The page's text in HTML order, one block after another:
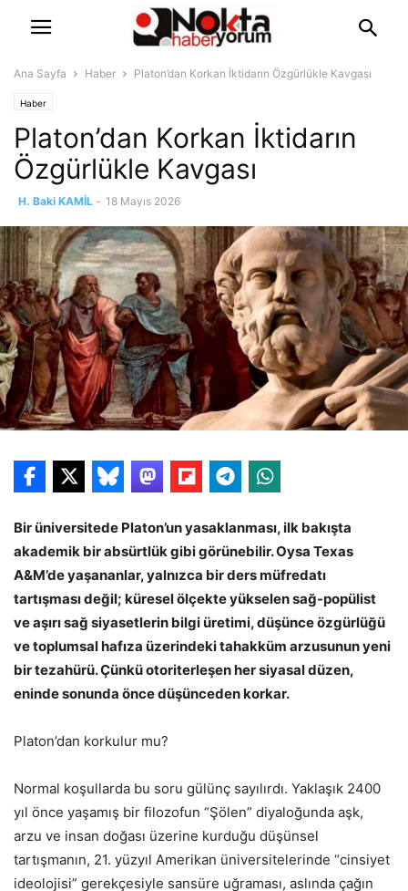
Ana Sayfa Haber Platon’dan Korkan İktidarın Özgürlükle Kavgası
Haber
Platon’dan Korkan İktidarın
Özgürlükle Kavgası
H. Baki KAMİL - 18 Mayıs 2026
Bir üniversitede Platon’un yasaklanması, ilk bakışta
akademik bir absürtlük gibi görünebilir. Oysa Texas
A&M’de yaşananlar, yalnızca bir ders müfredatı
tartışması değil; küresel ölçekte yükselen sağ-popülist
ve aşırı sağ siyasetlerin bilgi üretimi, düşünce özgürlüğü
ve toplumsal hafıza üzerindeki tahakküm arzusunun yeni
bir tezahürü. Çünkü otoriterleşen her siyasal düzen,
eninde sonunda önce düşünceden korkar.
Platon’dan korkulur mu?
Normal koşullarda bu soru gülünç sayılırdı. Yaklaşık 2400
yıl önce yaşamış bir filozofun “Şölen” diyaloğunda aşk,
arzu ve insan doğası üzerine kurduğu düşünsel
tartışmanın, 21. yüzyıl Amerikan üniversitelerinde “cinsiyet
ideolojisi” gerekçesiyle sansüre uğraması, aslında çağın